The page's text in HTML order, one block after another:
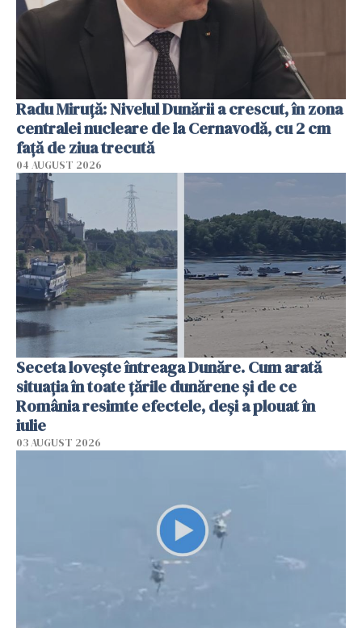
Radu Miruţă: Nivelul Dunării a crescut, în zona
centralei nucleare de la Cernavodă, cu 2 cm
faţă de ziua trecută
04 AUGUST 2026
Seceta lovește întreaga Dunăre. Cum arată
situația în toate țările dunărene și de ce
România resimte efectele, deși a plouat în
iulie
03 AUGUST 2026